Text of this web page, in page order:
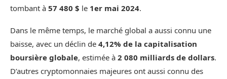
tombant à 57 480 $ le 1er mai 2024.
Dans le même temps, le marché global a aussi connu une
baisse, avec un déclin de 4,12% de la capitalisation
boursière globale, estimée à 2 080 milliards de dollars.
D’autres cryptomonnaies majeures ont aussi connu des